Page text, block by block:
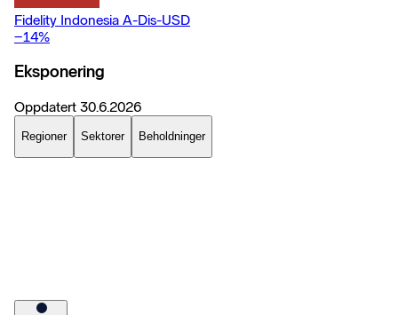
Fidelity Indonesia A-Dis-USD
−14%
Eksponering
Oppdatert 30.6.2026
Regioner Sektorer Beholdninger